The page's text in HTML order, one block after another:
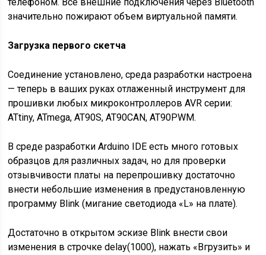
значительно пожирают объем виртуальной памяти.
Загрузка первого скетча
Соединение установлено, среда разработки настроена
— теперь в ваших руках отлаженный инструмент для
прошивки любых микроконтроллеров AVR серии:
ATtiny, ATmega, AT90S, AT90CAN, AT90PWM.
В среде разработки Arduino IDE есть много готовых
образцов для различных задач, но для проверки
отзывчивости платы на перепрошивку достаточно
внести небольшие изменения в предустановленную
программу Blink (мигание светодиода «L» на плате).
Достаточно в открытом эскизе Blink внести свои
изменения в строчке delay(1000), нажать «Вгрузить» и